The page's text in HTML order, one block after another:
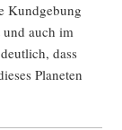
Kund­ge­bung
auch im
dass
Pla­ne­ten